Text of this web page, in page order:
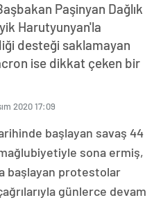
Paşinyan Dağlık
Harutyunyan'la
desteği saklamayan
ise dikkat çeken bir
2020 17:09
başlayan savaş 44
sona ermiş,
başlayan protestolar
günlerce devam